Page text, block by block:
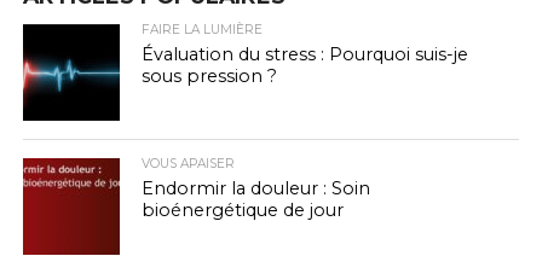
FAIRE LA LUMIÈRE
Évaluation du stress : Pourquoi suis-je
sous pression ?
VOUS APAISER
Endormir la douleur : Soin
bioénergétique de jour